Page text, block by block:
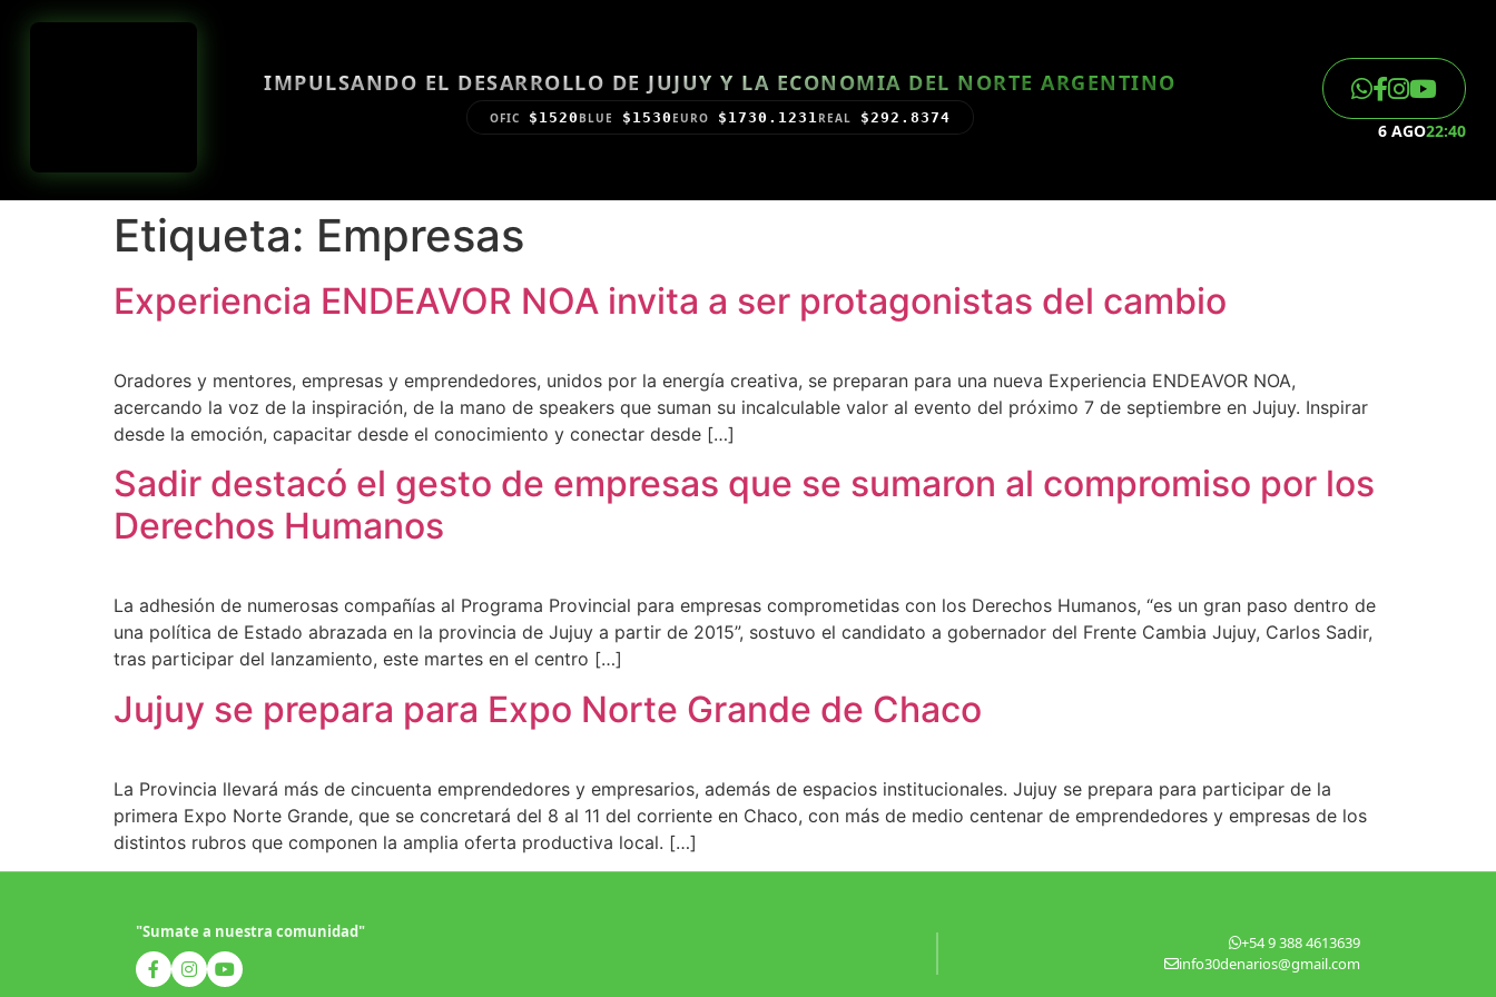
IMPULSANDO EL DESARROLLO DE JUJUY Y LA ECONOMIA DEL NORTE ARGENTINO
OFIC $1520 BLUE $1530 EURO $1730.1231REAL $292.8374
6 AGO22:40
Etiqueta: Empresas
Experiencia ENDEAVOR NOA invita a ser protagonistas del cambio
Oradores y mentores, empresas y emprendedores, unidos por la energía creativa, se preparan para una nueva Experiencia ENDEAVOR NOA,
acercando la voz de la inspiración, de la mano de speakers que suman su incalculable valor al evento del próximo 7 de septiembre en Jujuy. Inspirar
desde la emoción, capacitar desde el conocimiento y conectar desde […]
Sadir destacó el gesto de empresas que se sumaron al compromiso por los
Derechos Humanos
La adhesión de numerosas compañías al Programa Provincial para empresas comprometidas con los Derechos Humanos, “es un gran paso dentro de
una política de Estado abrazada en la provincia de Jujuy a partir de 2015”, sostuvo el candidato a gobernador del Frente Cambia Jujuy, Carlos Sadir,
tras participar del lanzamiento, este martes en el centro […]
Jujuy se prepara para Expo Norte Grande de Chaco
La Provincia llevará más de cincuenta emprendedores y empresarios, además de espacios institucionales. Jujuy se prepara para participar de la
primera Expo Norte Grande, que se concretará del 8 al 11 del corriente en Chaco, con más de medio centenar de emprendedores y empresas de los
distintos rubros que componen la amplia oferta productiva local. […]
"Sumate a nuestra comunidad"
+54 9 388 4613639
info30denarios@gmail.com